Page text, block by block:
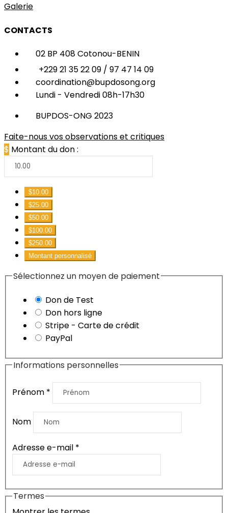
Galerie
CONTACTS
02 BP 408 Cotonou-BENIN
+229 21 35 22 09 / 97 47 14 09
coordination@bupdosong.org
Lundi - Vendredi 08h-17h30
BUPDOS-ONG 2023
Faite-nous vos observations et critiques
$ Montant du don :
$10.00
$25.00
$50.00
$100.00
$250.00
Montant personnalisé
Sélectionnez un moyen de paiement
Don de Test
Don hors ligne
Stripe - Carte de crédit
PayPal
Informations personnelles
Prénom *
Nom
Adresse e-mail *
Termes